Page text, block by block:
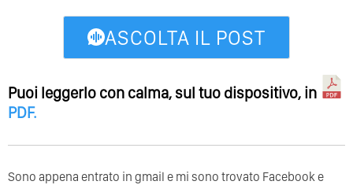
ASCOLTA IL POST
Puoi leggerlo con calma, sul tuo dispositivo, in
PDF.
Sono appena entrato in gmail e mi sono trovato Facebook e